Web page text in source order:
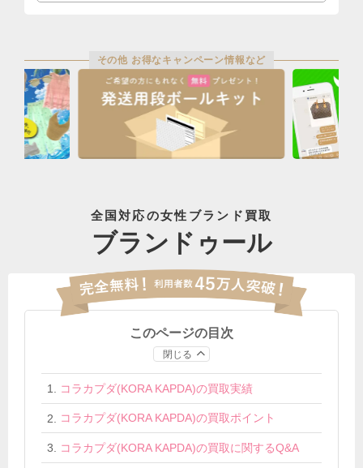
その他 お得なキャンペーン情報など
全国対応の女性ブランド買取
ブランドゥール
このページの目次
閉じる
コラカプダ(KORA KAPDA)の買取実績
コラカプダ(KORA KAPDA)の買取ポイント
コラカプダ(KORA KAPDA)の買取に関するQ&A